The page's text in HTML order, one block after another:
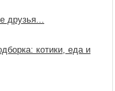
друзья...
котики, еда и